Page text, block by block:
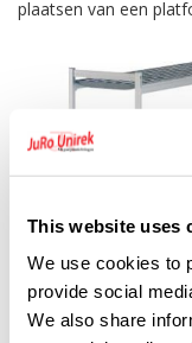
This website uses
We use cookies to
provide social
We also share
plaatsen van een